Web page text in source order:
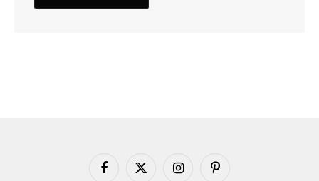
Facebook
X
InstagramPinterest